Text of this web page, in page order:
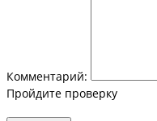
Комментарий:
Пройдите проверку